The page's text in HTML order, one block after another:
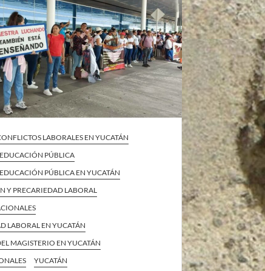
LABORALES EN YUCATÁN
PÚBLICA
PÚBLICA EN YUCATÁN
Y PRECARIEDAD LABORAL
LABORAL EN YUCATÁN
MAGISTERIO EN YUCATÁN
YUCATÁN